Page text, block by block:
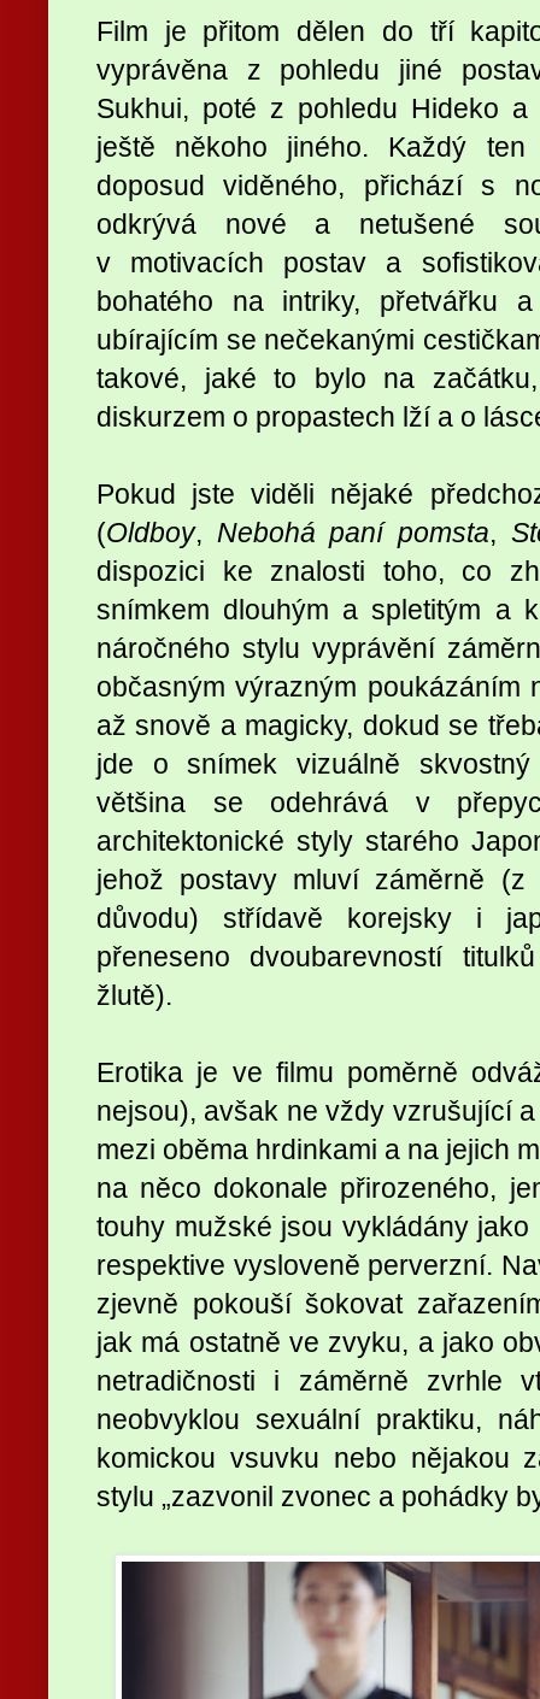
Film je přitom dělen do tří
vyprávěna z pohledu jiné
Sukhui, poté z pohledu Hideko
ještě někoho jiného. Každý
doposud viděného, přichází s
odkrývá nové a netušené
v motivacích postav a
bohatého na intriky, přetvářku
ubírajícím se nečekanými
takové, jaké to bylo na
diskurzem o propastech lží a o
Pokud jste viděli nějaké
(Oldboy, Nebohá paní pomsta,
dispozici ke znalosti toho, co
snímkem dlouhým a spletitým a
náročného stylu vyprávění
občasným výrazným poukázáním
až snově a magicky, dokud se
jde o snímek vizuálně
většina se odehrává v
architektonické styly starého
jehož postavy mluví záměrně (z
důvodu) střídavě korejsky i
přeneseno dvoubarevností
žlutě).
Erotika je ve filmu poměrně
nejsou), avšak ne vždy vzrušující
mezi oběma hrdinkami a na jejich
na něco dokonale přirozeného,
touhy mužské jsou vykládány
respektive vysloveně perverzní.
zjevně pokouší šokovat
jak má ostatně ve zvyku, a jako
netradičnosti i záměrně zvrhle
neobvyklou sexuální praktiku,
komickou vsuvku nebo nějakou
stylu „zazvonil zvonec a pohádky